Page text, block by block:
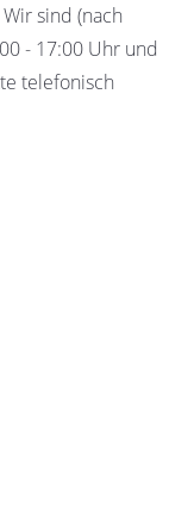
sind (nach
- 17:00 Uhr und
telefonisch